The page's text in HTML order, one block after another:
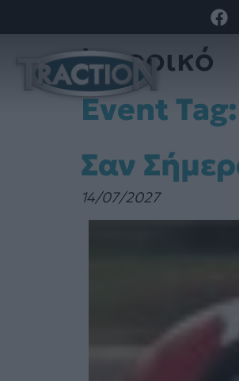
Ιστορικό
Event Tag:
Σαν
14/07/2027